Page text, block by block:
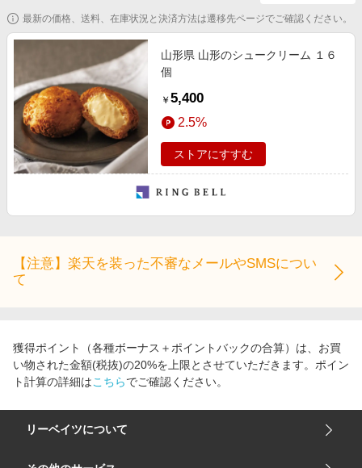
コスメ・健康・医薬品
キッズ・ベビー用品
家電・PC・スマホ・カメラ
エンタメ
スポーツ・アウトドア・ゴルフ
インテリア・寝具
金融・マネー・保険
対象ストア新規限定特典
電子書籍特集
楽天ペイ導入ストア
楽天サービス特集
旅行特集
わくわく夏特集
Apple公式サイト×楽天カード分割払い
Samsung ボーナスキャンペーン
楽天IDでログイン/会員登録
最新の価格、送料、在庫状況と決済方法は遷移先ページでご確認ください。
山形県 山形のシュークリーム １６
個
￥ 5,400
2.5%
ストアにすすむ
【注意】楽天を装った不審なメールやSMSについ
て
獲得ポイント（各種ボーナス＋ポイントバックの合算）は、お買
い物された金額(税抜)の20%を上限とさせていただきます。ポイン
ト計算の詳細はこちらでご確認ください。
リーベイツについて
会社概要